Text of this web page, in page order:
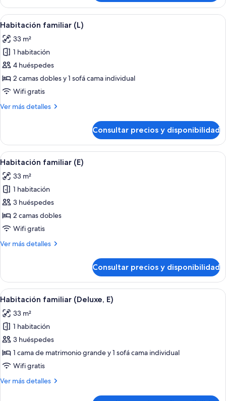
familiar
(Deluxe,
B2C-
Abrir
todas
las
fotos
de
Habitación
familiar
Habitación de hotel con cama,
4
Habitación familiar (L)
33 m²
1 habitación
4 huéspedes
2 camas dobles y 1 sofá cama individual
Wifi gratis
Ver más detalles
Más
familiar
(L)
Consultar precios y disponibilidad
Abrir
todas
las
fotos
de
Habitación
familiar
Habitación de hotel con cama,
4
Habitación familiar (E)
33 m²
1 habitación
3 huéspedes
2 camas dobles
Wifi gratis
Ver más detalles
Más
familiar
(E)
Consultar precios y disponibilidad
Abrir
todas
las
fotos
de
Habitación
familiar
E)
Una habitación de hotel con dos
5
Habitación familiar (Deluxe, E)
33 m²
1 habitación
3 huéspedes
1 cama de matrimonio grande y 1 sofá cama individual
Wifi gratis
Ver más detalles
Más